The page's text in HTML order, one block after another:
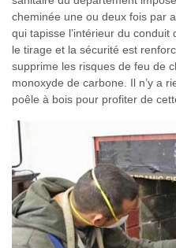
cheminée une ou deux fois par
qui tapisse l’intérieur du
le tirage et la sécurité est
supprime les risques de feu de
monoxyde de carbone. Il n’y a
poêle à bois pour profiter de